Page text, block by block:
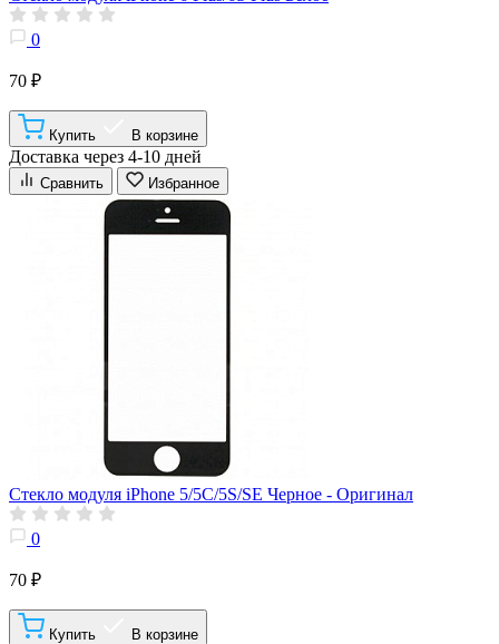
0
70 ₽
Купить В корзине
Доставка через 4-10 дней
Сравнить Избранное
Стекло модуля iPhone 5/5C/5S/SE Черное - Оригинал
0
70 ₽
Купить В корзине